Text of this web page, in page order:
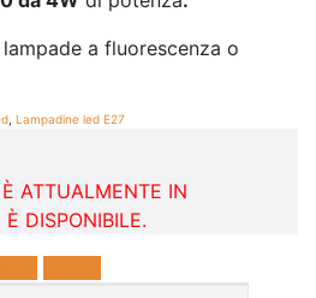
a fluorescenza o
Lampadine led E27
ATTUALMENTE IN
DISPONIBILE.